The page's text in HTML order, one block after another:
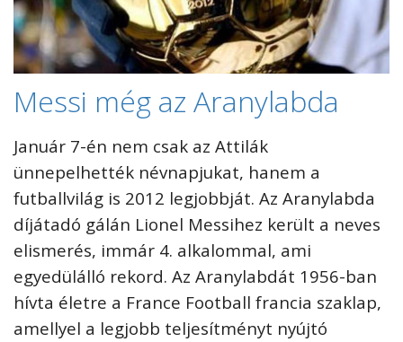
Messi még az Aranylabda
Január 7-én nem csak az Attilák
ünnepelhették névnapjukat, hanem a
futballvilág is 2012 legjobbját. Az Aranylabda
díjátadó gálán Lionel Messihez került a neves
elismerés, immár 4. alkalommal, ami
egyedülálló rekord. Az Aranylabdát 1956-ban
hívta életre a France Football francia szaklap,
amellyel a legjobb teljesítményt nyújtó